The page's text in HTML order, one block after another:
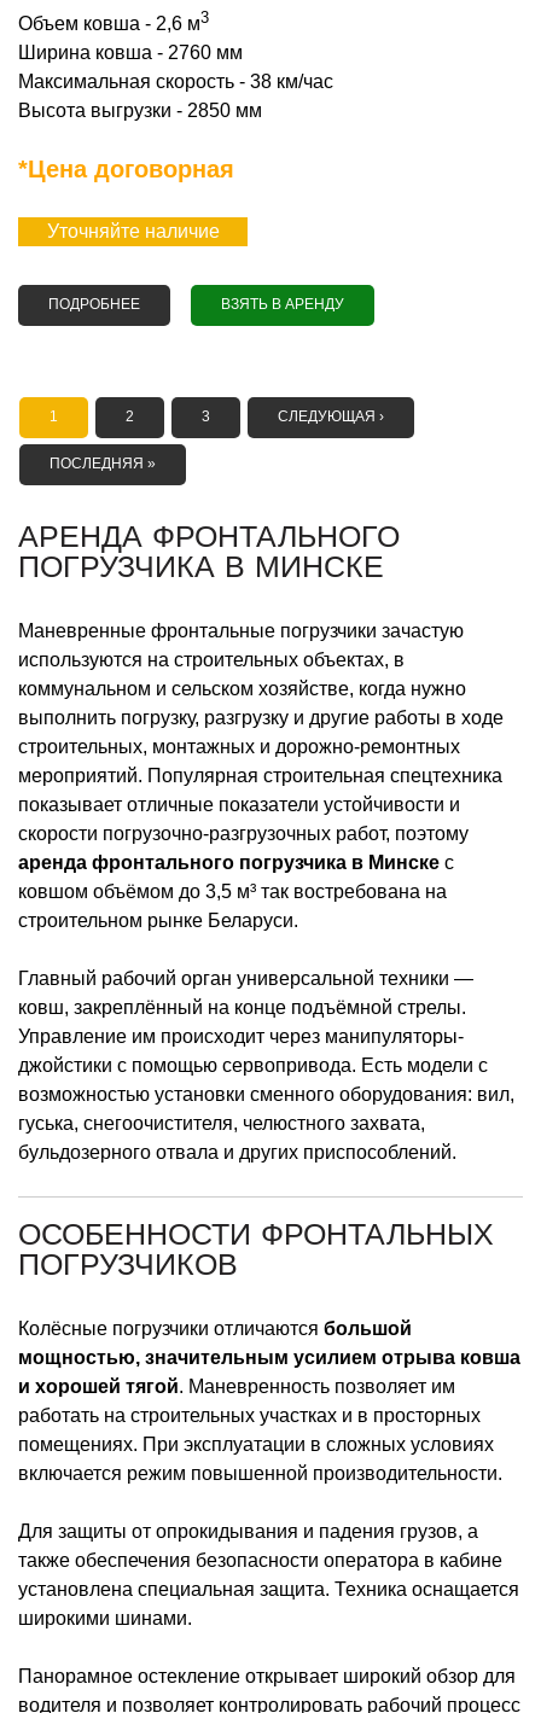
Объем ковша - 2,6 м3
Ширина ковша - 2760 мм
Максимальная скорость - 38 км/час
Высота выгрузки - 2850 мм
*Цена договорная
Уточняйте наличие
ПОДРОБНЕЕ
О АРЕНДА ФРОНТАЛЬНОГО ПОГРУЗЧИКА KOMATSU
WA320-6
ВЗЯТЬ В АРЕНДУ
СТРАНИЦЫ
1 2 3 СЛЕДУЮЩАЯ ›
ПОСЛЕДНЯЯ »
АРЕНДА ФРОНТАЛЬНОГО
ПОГРУЗЧИКА В МИНСКЕ
Маневренные фронтальные погрузчики зачастую
используются на строительных объектах, в
коммунальном и сельском хозяйстве, когда нужно
выполнить погрузку, разгрузку и другие работы в ходе
строительных, монтажных и дорожно-ремонтных
мероприятий. Популярная строительная спецтехника
показывает отличные показатели устойчивости и
скорости погрузочно-разгрузочных работ, поэтому
аренда фронтального погрузчика в Минске с
ковшом объёмом до 3,5 м³ так востребована на
строительном рынке Беларуси.
Главный рабочий орган универсальной техники —
ковш, закреплённый на конце подъёмной стрелы.
Управление им происходит через манипуляторы-
джойстики с помощью сервопривода. Есть модели с
возможностью установки сменного оборудования: вил,
гуська, снегоочистителя, челюстного захвата,
бульдозерного отвала и других приспособлений.
ОСОБЕННОСТИ ФРОНТАЛЬНЫХ
ПОГРУЗЧИКОВ
Колёсные погрузчики отличаются большой
мощностью, значительным усилием отрыва ковша
и хорошей тягой. Маневренность позволяет им
работать на строительных участках и в просторных
помещениях. При эксплуатации в сложных условиях
включается режим повышенной производительности.
Для защиты от опрокидывания и падения грузов, а
также обеспечения безопасности оператора в кабине
установлена специальная защита. Техника оснащается
широкими шинами.
Панорамное остекление открывает широкий обзор для
водителя и позволяет контролировать рабочий процесс